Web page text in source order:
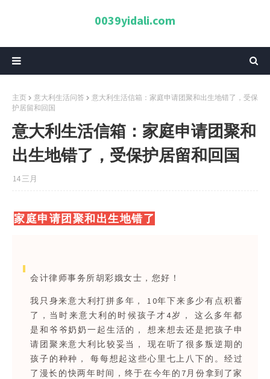
0039yidali.com
主页 意大利生活问答
意大利生活信箱：家庭申请团聚和出生地错了，受保
护居留和回国
意大利生活信箱：家庭申请团聚和
出生地错了，受保护居留和回国
14 三月
家庭申请团聚和出生地错了
会计律师事务所胡彩娥女士，您好！
我只身来意大利打拼多年， 10年下来多少有点积蓄
了，当时来意大利的时候孩子才4岁， 这么多年都
是和爷爷奶奶一起生活的， 想来想去还是把孩子申
请团聚来意大利比较妥当， 现在听了很多叛逆期的
孩子的种种， 每每想起这些心里七上八下的。经过
了漫长的快两年时间，终于在今年的7月份拿到了家